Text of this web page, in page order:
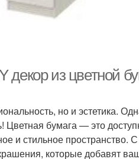
декор из цветной
но и эстетика.
Цветная бумага — это
и стильное пространство.
которые добавят